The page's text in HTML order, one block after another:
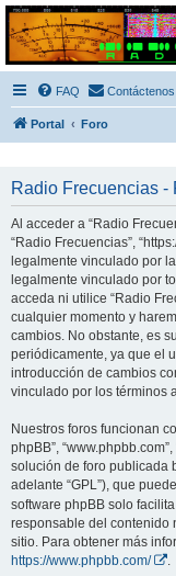
Radio
Foro de Radio Frecuencias
FAQ Contáctenos
Portal Foro
Radio Frecuencias -
Al acceder a “Radio
“Radio Frecuencias”,
legalmente vinculado por
legalmente vinculado por
acceda ni utilice “Radio
cualquier momento y
cambios. No obstante, es
periódicamente, ya que el
introducción de cambios
vinculado por los términos
Nuestros foros funcionan
phpBB”,
solución de foro publicada
adelante “GPL”), que
software phpBB solo
responsable del contenido
sitio. Para obtener más
https://www.phpbb.com/
.